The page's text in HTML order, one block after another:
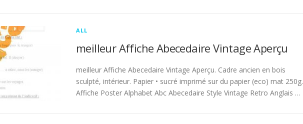
ALL
meilleur Affiche Abecedaire Vintage Aperçu
meilleur Affiche Abecedaire Vintage Aperçu. Cadre ancien en bois
sculpté, intérieur. Papier • sucré imprimé sur du papier (eco) mat 250g.
Affiche Poster Alphabet Abc Abecedaire Style Vintage Retro Anglais …